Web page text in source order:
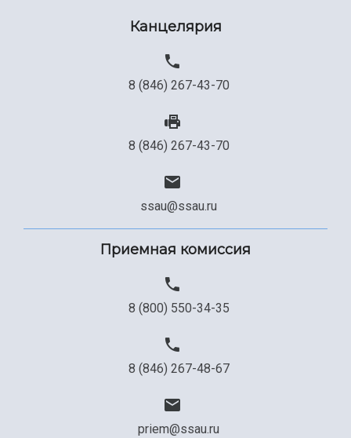
Сведения об образовательной организации
Официальные документы
Канцелярия
8 (846) 267-43-70
8 (846) 267-43-70
ssau@ssau.ru
Приемная комиссия
8 (800) 550-34-35
8 (846) 267-48-67
priem@ssau.ru